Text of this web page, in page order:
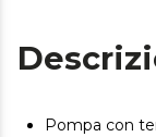
Pompa con